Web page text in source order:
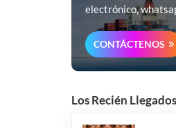
electrónico,
CONTÁCTENOS
Los Recién Llegados